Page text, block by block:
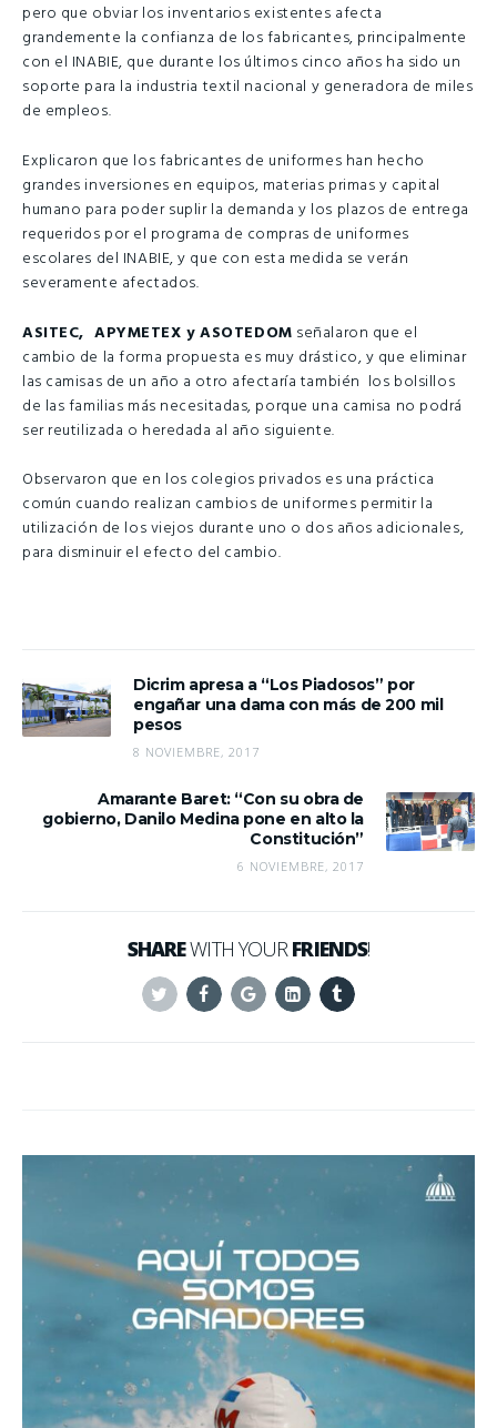
pero que obviar los inventarios existentes afecta
grandemente la confianza de los fabricantes, principalmente
con el INABIE, que durante los últimos cinco años ha sido un
soporte para la industria textil nacional y generadora de miles
de empleos.
Explicaron que los fabricantes de uniformes han hecho
grandes inversiones en equipos, materias primas y capital
humano para poder suplir la demanda y los plazos de entrega
requeridos por el programa de compras de uniformes
escolares del INABIE, y que con esta medida se verán
severamente afectados.
ASITEC, APYMETEX y ASOTEDOM señalaron que el
cambio de la forma propuesta es muy drástico, y que eliminar
las camisas de un año a otro afectaría también los bolsillos
de las familias más necesitadas, porque una camisa no podrá
ser reutilizada o heredada al año siguiente.
Observaron que en los colegios privados es una práctica
común cuando realizan cambios de uniformes permitir la
utilización de los viejos durante uno o dos años adicionales,
para disminuir el efecto del cambio.
Dicrim apresa a “Los Piadosos” por
engañar una dama con más de 200 mil
pesos
8 NOVIEMBRE, 2017
Amarante Baret: “Con su obra de
gobierno, Danilo Medina pone en alto la
Constitución”
6 NOVIEMBRE, 2017
SHAREWITH YOURFRIENDS!